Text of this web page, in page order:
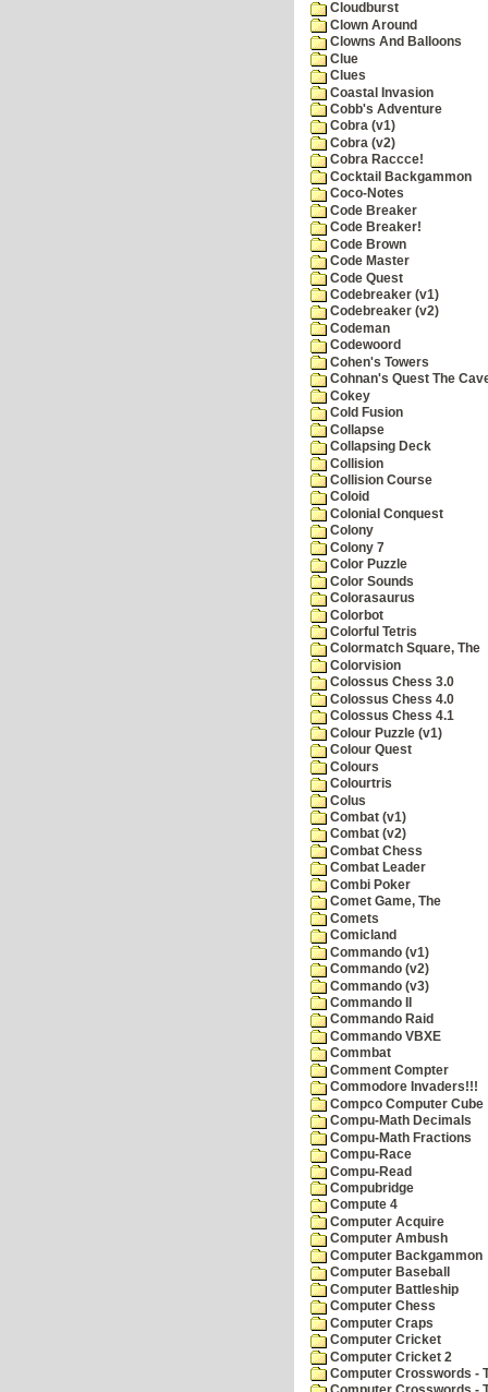
Cloudburst
Clown Around
Clowns And Balloons
Clue
Clues
Coastal Invasion
Cobb's Adventure
Cobra (v1)
Cobra (v2)
Cobra Raccce!
Cocktail Backgammon
Coco-Notes
Code Breaker
Code Breaker!
Code Brown
Code Master
Code Quest
Codebreaker (v1)
Codebreaker (v2)
Codeman
Codewoord
Cohen's Towers
Cohnan's Quest The
Cokey
Cold Fusion
Collapse
Collapsing Deck
Collision
Collision Course
Coloid
Colonial Conquest
Colony
Colony 7
Color Puzzle
Color Sounds
Colorasaurus
Colorbot
Colorful Tetris
Colormatch Square, The
Colorvision
Colossus Chess 3.0
Colossus Chess 4.0
Colossus Chess 4.1
Colour Puzzle (v1)
Colour Quest
Colours
Colourtris
Colus
Combat (v1)
Combat (v2)
Combat Chess
Combat Leader
Combi Poker
Comet Game, The
Comets
Comicland
Commando (v1)
Commando (v2)
Commando (v3)
Commando II
Commando Raid
Commando VBXE
Commbat
Comment Compter
Commodore Invaders!!!
Compco Computer Cube
Compu-Math Decimals
Compu-Math Fractions
Compu-Race
Compu-Read
Compubridge
Compute 4
Computer Acquire
Computer Ambush
Computer Backgammon
Computer Baseball
Computer Battleship
Computer Chess
Computer Craps
Computer Cricket
Computer Cricket 2
Computer Crosswords -